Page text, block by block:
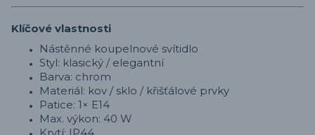
Klíčové vlastnosti
Nástěnné koupelnové svítidlo
Styl: klasický / elegantní
Barva: chrom
Materiál: kov / sklo / křišťálové prvky
Patice: 1× E14
Max. výkon: 40 W